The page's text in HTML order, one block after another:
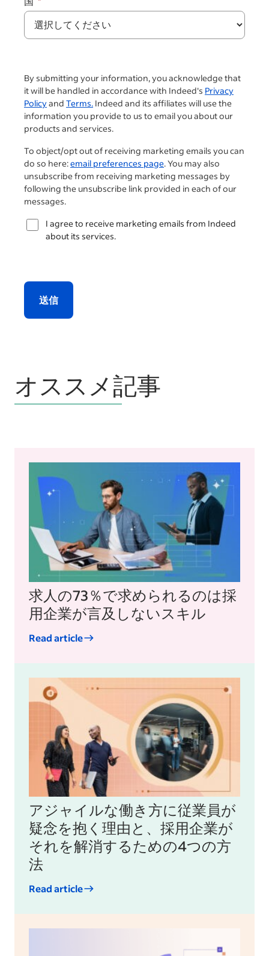
By submitting your information, you acknowledge that
it will be handled in accordance with Indeed's Privacy
Policyand Terms. Indeed and its affiliates will use the
information you provide to us to email you about our
products and services.
To object/opt out of receiving marketing emails you can
do so here:email preferences page. You may also
unsubscribe from receiving marketing messages by
following the unsubscribe link provided in each of our
messages.
I agree to receive marketing emails from Indeed
about its services.
送信
オススメ記事
求人の73％で求められるのは採
用企業が言及しないスキル
Read article
アジャイルな働き方に従業員が
疑念を抱く理由と、採用企業が
それを解消するための4つの方
法
Read article